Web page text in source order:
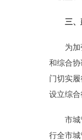
三、建
为加强
和综合
门切实
设立综
市城管
行全市